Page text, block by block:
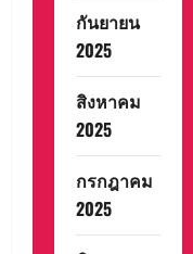
กันยายน
2025
สิงหาคม
2025
กรกฎาคม
2025